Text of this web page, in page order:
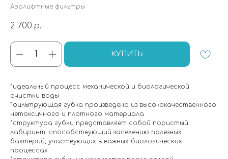
Аэрлифтные фильтры
2 700 р.
КУПИТЬ
*идеальный процесс механической и биологической
очистки воды
*фильтрующая губка произведена из высококачественного
нетоксичного и плотного материала
*структура губки представляет собой пористый
лабиринт, способствующий заселению полезных
бактерий, участвующих в важных биологических
процессах